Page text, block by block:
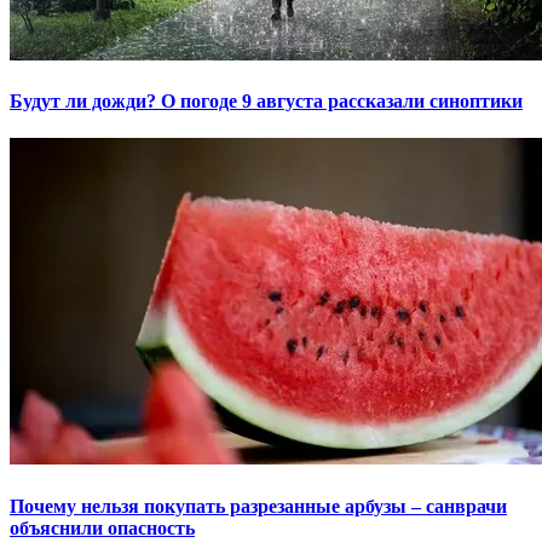
Будут ли дожди? О погоде 9 августа рассказали синоптики
Почему нельзя покупать разрезанные арбузы – санврачи
объяснили опасность